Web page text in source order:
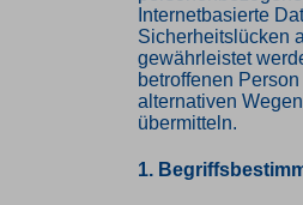
Internetbasierte
Sicherheitslücken
gewährleistet
betroffenen
alternativen
übermitteln.
1.